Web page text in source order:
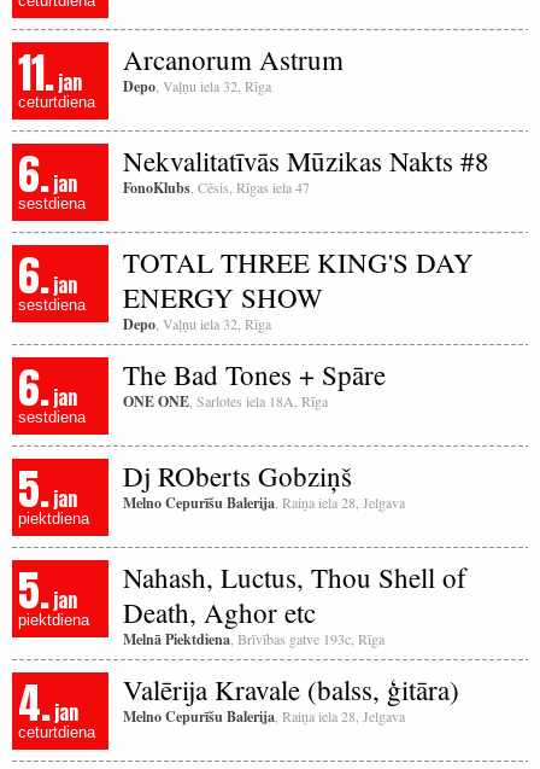
11.jan
ceturtdiena
Arcanorum Astrum
Depo , Vaļņu iela 32, Rīga
6.jan
sestdiena
Nekvalitatīvās Mūzikas Nakts #8
FonoKlubs , Cēsis, Rīgas iela 47
6.jan
sestdiena
TOTAL THREE KING'S DAY
ENERGY SHOW
Depo , Vaļņu iela 32, Rīga
6.jan
sestdiena
The Bad Tones + Spāre
ONE ONE , Sarlotes iela 18A, Rīga
5.jan
piektdiena
Dj ROberts Gobziņš
Melno Cepurīšu Balerija , Raiņa iela 28, Jelgava
5.jan
piektdiena
Nahash, Luctus, Thou Shell of
Death, Aghor etc
Melnā Piektdiena , Brīvības gatve 193c, Rīga
4.jan
ceturtdiena
Valērija Kravale (balss, ģitāra)
Melno Cepurīšu Balerija , Raiņa iela 28, Jelgava